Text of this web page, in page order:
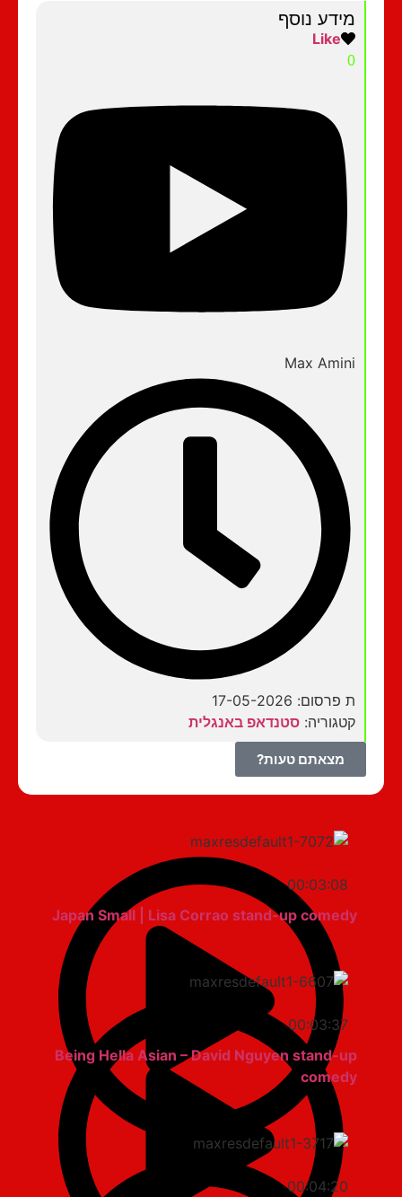
מידע נוסף
Max Amini
ת פרסום: 17-05-2026
קטגוריה:סטנדאפ באנגלית
מצאתם טעות?
00:03:08
Japan Small | Lisa Corrao stand-up comedy
00:03:37
Being Hella Asian – David Nguyen stand-up
comedy
00:04:20